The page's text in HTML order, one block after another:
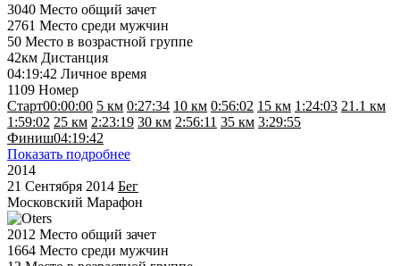
3040 Место общий зачет
2761 Место среди мужчин
50 Место в возрастной группе
42км Дистанция
04:19:42 Личное время
1109 Номер
Старт00:00:00 5 км 0:27:34 10 км 0:56:02 15 км 1:24:03 21.1 км
1:59:02 25 км 2:23:19 30 км 2:56:11 35 км 3:29:55
Финиш04:19:42
Показать подробнее
2014
21 Сентября 2014 Бег
Московский Марафон
2012 Место общий зачет
1664 Место среди мужчин